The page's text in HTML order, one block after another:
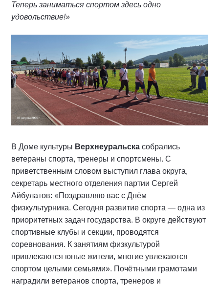
Теперь заниматься спортом здесь одно
удовольствие!»
В Доме культуры Верхнеуральска собрались
ветераны спорта, тренеры и спортсмены. С
приветственным словом выступил глава округа,
секретарь местного отделения партии Сергей
Айбулатов: «Поздравляю вас с Днём
физкультурника. Сегодня развитие спорта — одна из
приоритетных задач государства. В округе действуют
спортивные клубы и секции, проводятся
соревнования. К занятиям физкультурой
привлекаются юные жители, многие увлекаются
спортом целыми семьями». Почётными грамотами
наградили ветеранов спорта, тренеров и